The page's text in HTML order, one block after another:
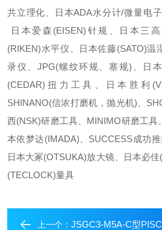
共立理化、日本ADA水分计/微量电
日本爱森(EISEN)针规、日本三
(RIKEN)水平仪、日本佐藤(SATO)温
录仪、JPG(螺纹环规、塞规)、日
(CEDAR)扭力工具、日本胜利
SHINANO(信浓打磨机，抛光机)、
西(NSK)研磨工具、MINIMO研磨工具
本依梦达(IMADA)、SUCCESS成功
日本大冢(OTSUKA)放大镜、日本必
(TECLOCK)量具
上一个： JSGC3-M5A-C型PISCO日本碧